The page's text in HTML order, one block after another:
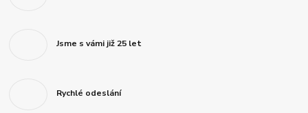
Jsme s vámi již 25 let
Rychlé odeslání